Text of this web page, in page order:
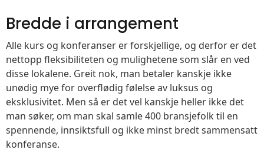
Bredde i arrangement
Alle kurs og konferanser er forskjellige, og derfor er det
nettopp fleksibiliteten og mulighetene som slår en ved
disse lokalene. Greit nok, man betaler kanskje ikke
unødig mye for overflødig følelse av luksus og
eksklusivitet. Men så er det vel kanskje heller ikke det
man søker, om man skal samle 400 bransjefolk til en
spennende, innsiktsfull og ikke minst bredt sammensatt
konferanse.